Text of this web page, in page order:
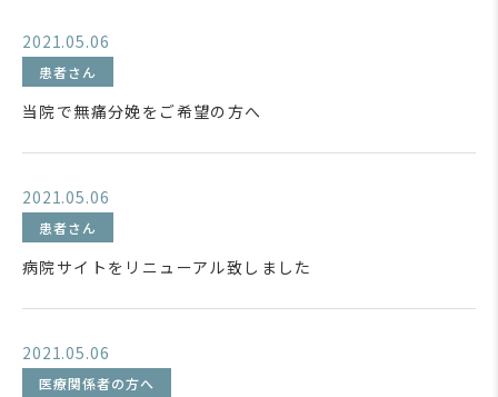
2021.05.06
患者さん
当院で無痛分娩をご希望の方へ
2021.05.06
患者さん
病院サイトをリニューアル致しました
2021.05.06
医療関係者の方へ